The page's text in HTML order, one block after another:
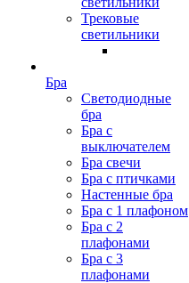
Трековые
светильники
Бра
Светодиодные
бра
Бра с
выключателем
Бра свечи
Бра с птичками
Настенные бра
Бра с 1 плафоном
Бра с 2
плафонами
Бра с 3
плафонами